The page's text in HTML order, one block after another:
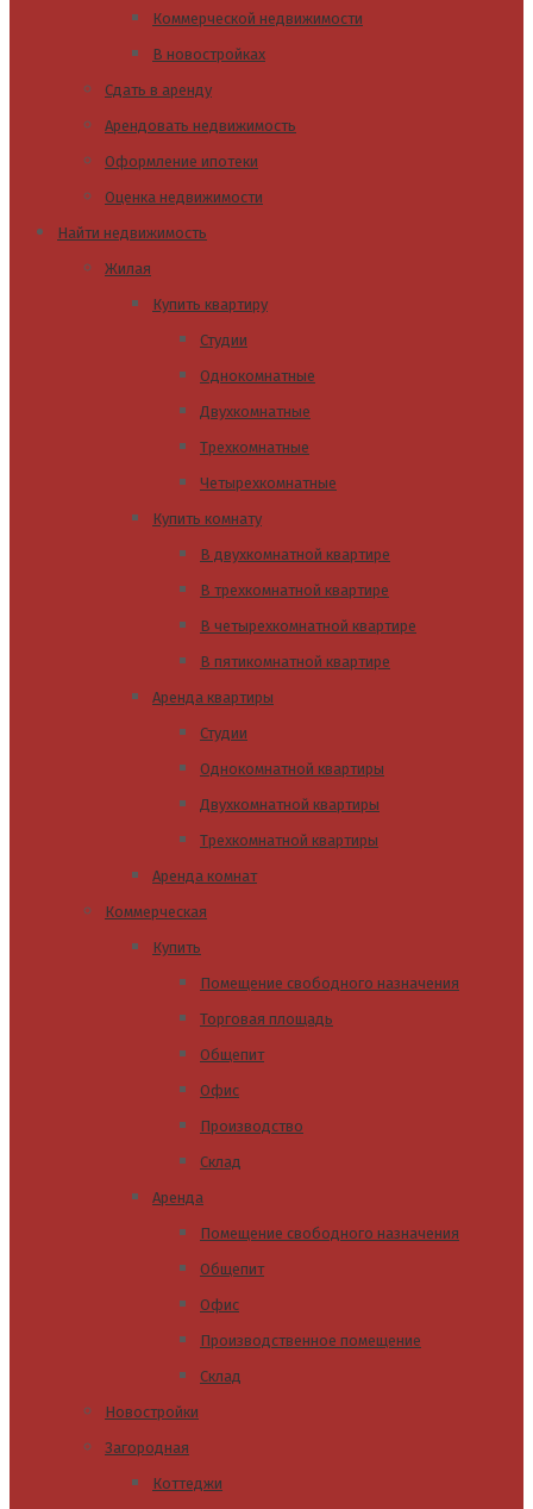
Коммерческой недвижимости
В новостройках
Сдать в аренду
Арендовать недвижимость
Оформление ипотеки
Оценка недвижимости
Найти недвижимость
Жилая
Купить квартиру
Студии
Однокомнатные
Двухкомнатные
Трехкомнатные
Четырехкомнатные
Купить комнату
В двухкомнатной квартире
В трехкомнатной квартире
В четырехкомнатной квартире
В пятикомнатной квартире
Аренда квартиры
Студии
Однокомнатной квартиры
Двухкомнатной квартиры
Трехкомнатной квартиры
Аренда комнат
Коммерческая
Купить
Помещение свободного назначения
Торговая площадь
Общепит
Офис
Производство
Склад
Аренда
Помещение свободного назначения
Общепит
Офис
Производственное помещение
Склад
Новостройки
Загородная
Коттеджи